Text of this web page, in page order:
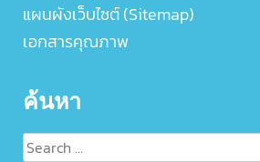
แผนผังเว็บไซต์ (Sitemap)
เอกสารคุณภาพ
ค้นหา
Search